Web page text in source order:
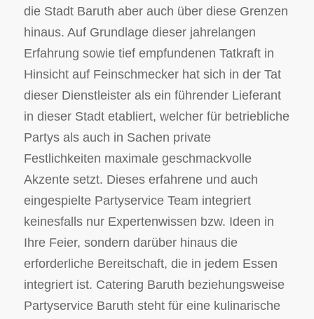
die Stadt Baruth aber auch über diese Grenzen
hinaus. Auf Grundlage dieser jahrelangen
Erfahrung sowie tief empfundenen Tatkraft in
Hinsicht auf Feinschmecker hat sich in der Tat
dieser Dienstleister als ein führender Lieferant
in dieser Stadt etabliert, welcher für betriebliche
Partys als auch in Sachen private
Festlichkeiten maximale geschmackvolle
Akzente setzt. Dieses erfahrene und auch
eingespielte Partyservice Team integriert
keinesfalls nur Expertenwissen bzw. Ideen in
Ihre Feier, sondern darüber hinaus die
erforderliche Bereitschaft, die in jedem Essen
integriert ist. Catering Baruth beziehungsweise
Partyservice Baruth steht für eine kulinarische